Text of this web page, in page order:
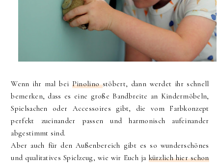
Wenn ihr mal bei Pinolinostöbert, dann werdet ihr schnell
bemerken, dass es eine große Bandbreite an Kindermöbeln,
Spielsachen oder Accessoires gibt, die vom Farbkonzept
perfekt zueinander passen und harmonisch aufeinander
abgestimmt sind.
Aber auch für den Außenbereich gibt es so wunderschönes
und qualitatives Spielzeug, wie wir Euch ja kürzlich hier schon